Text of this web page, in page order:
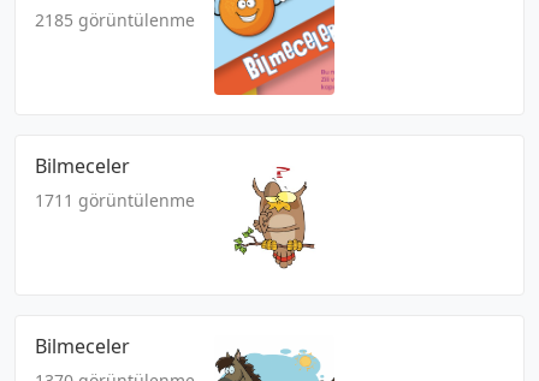
2185 görüntülenme
Bilmeceler
1711 görüntülenme
Bilmeceler